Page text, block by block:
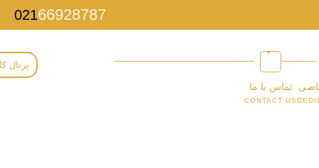
02166928787
تماس با ما
CONTACT US
پرتال